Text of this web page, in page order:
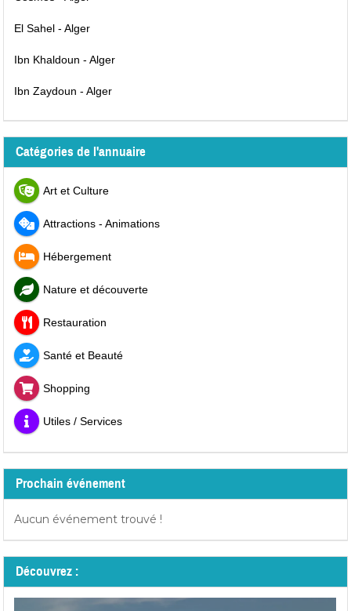
El Sahel - Alger
Ibn Khaldoun - Alger
Ibn Zaydoun - Alger
Catégories de l'annuaire
Art et Culture
Attractions - Animations
Hébergement
Nature et découverte
Restauration
Santé et Beauté
Shopping
Utiles / Services
Prochain événement
Aucun événement trouvé !
Découvrez :